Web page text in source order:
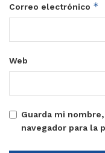
Correo electrónico *
Web
Guarda mi
navegador para la